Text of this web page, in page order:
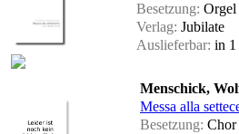
Besetzung: Orgel
Verlag: Jubilate
Auslieferbar: in 1
Menschick,
Messa alla
Besetzung: Chor